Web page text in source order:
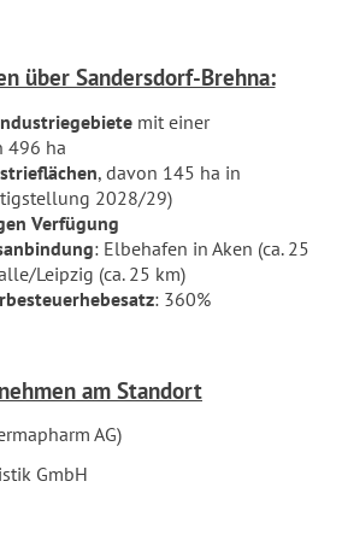
über Sandersdorf-Brehna:
mit einer
496 ha
, davon 145 ha in
2028/29)
Verfügung
: Elbehafen in Aken (ca. 25
Leipzig (ca. 25 km)
: 360%
am Standort
AG)
GmbH